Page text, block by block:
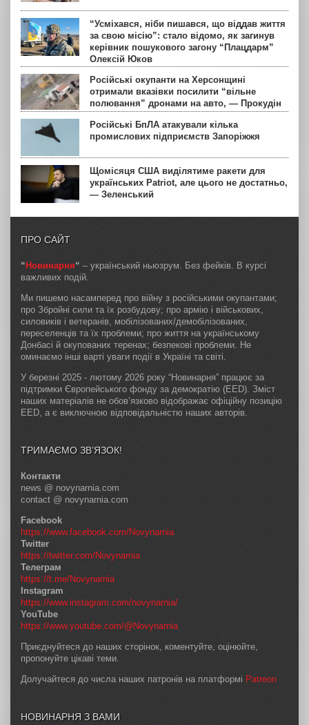
“Усміхався, ніби пишався, що віддав життя
за свою місію”: стало відомо, як загинув
керівник пошукового загону “Плацдарм”
Олексій Юков
Російські окупанти на Херсонщині
отримали вказівки посилити “вільне
полювання” дронами на авто, — Прокудін
Російські БпЛА атакували кілька
промислових підприємств Запоріжжя
Щомісяця США виділятиме ракети для
українських Patriot, але цього не достатньо,
— Зеленський
ПРО САЙТ
“ Новинарня“ – український ньюзрум. Без фейків. В курсі
важливих подій.
Ми пишемо насамперед про війну з російськими окупантами;
про Збройні сили та їх розбудову; про армію і військових,
силовиків і ветеранів, мобілізованих/демобілізованих,
переселенців та їх проблеми; про життя на українському
Донбасі й окупованих теренах; безпекові проблеми. Не
оминаємо інші варті уваги події в Україні та світі.
У березні 2025 - лютому 2026 року “Новинарня” працює за
підтримки Європейського фонду за демократію (EED). Зміст
наших матеріалів не обов’язково відображає офіційну позицію
EED, а є виключною відповідальністю наших авторів.
ТРИМАЄМО ЗВ’ЯЗОК!
Контакти
news @ novynarnia.com
contact @ novynarnia.com
Facebook
https://www.facebook.com/Novynarnia
Twitter
https://twitter.com/Novynarnia
Телеграм
https://t.me/Novynarnia
Instagram
https://www.instagram.com/novynarnia/
YouTube
https://www.youtube.com/@Novynarnia
Приєднуйтеся до наших сторінок, коментуйте, оцінюйте,
пропонуйте цікаві теми.
Долучайтеся до числа наших патронів на платформі Patreon
НОВИНАРНЯ З ВАМИ